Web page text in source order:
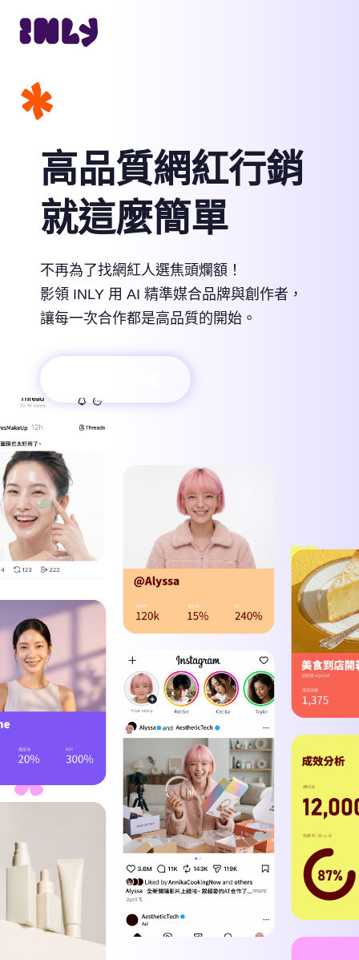
高品質網紅行銷
就這麼簡單
不再為了找網紅人選焦頭爛額！
影領 INLY 用 AI 精準媒合品牌與創作者，
讓每一次合作都是高品質的開始。